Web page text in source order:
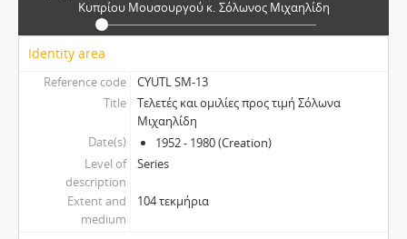
Κυπρίου Μουσουργού κ. Σόλωνος Μιχαηλίδη
Identity area
Reference code
CYUTL SM-13
Title
Τελετές και ομιλίες προς τιμή Σόλωνα
Μιχαηλίδη
Date(s)
1952 - 1980 (Creation)
Level of
description
Series
Extent and
medium
104 τεκμήρια